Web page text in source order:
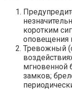
коротким
оповещения
Тревожный
мгновенной
замков;